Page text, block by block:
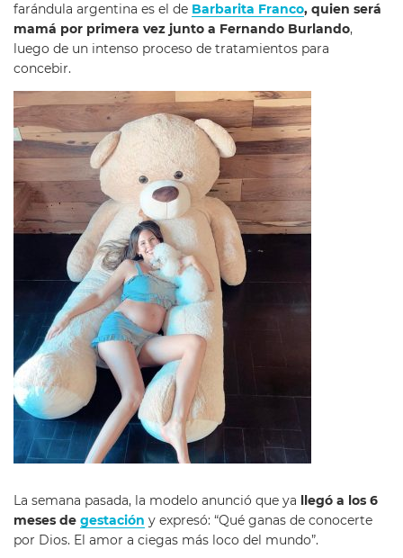
farándula argentina es el de Barbarita Franco, quien será
mamá por primera vez junto a Fernando Burlando,
luego de un intenso proceso de tratamientos para
concebir.
La semana pasada, la modelo anunció que ya llegó a los 6
meses de gestación y expresó: “Qué ganas de conocerte
por Dios. El amor a ciegas más loco del mundo”.